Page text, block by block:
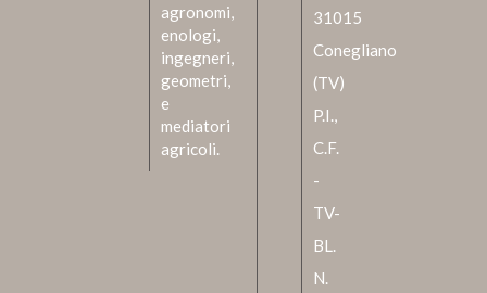
agronomi,
enologi,
ingegneri,
geometri,
e
mediatori
agricoli.
31015
Conegliano
(TV)
P.I.,
C.F.
-
TV-
BL.
N.